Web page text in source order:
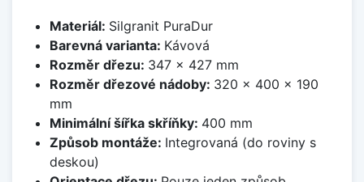
Materiál: Silgranit PuraDur
Barevná varianta: Kávová
Rozměr dřezu: 347 x 427 mm
Rozměr dřezové nádoby: 320 x 400 x 190
mm
Minimální šířka skříňky: 400 mm
Způsob montáže: Integrovaná (do roviny s
deskou)